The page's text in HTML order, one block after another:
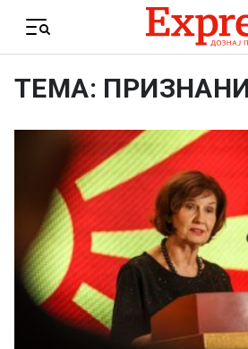
Menu
ТЕМА: